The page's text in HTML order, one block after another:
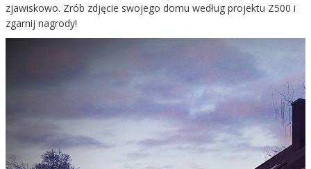
zjawiskowo. Zrób zdjęcie swojego domu według projektu Z500 i
zgarnij nagrody!